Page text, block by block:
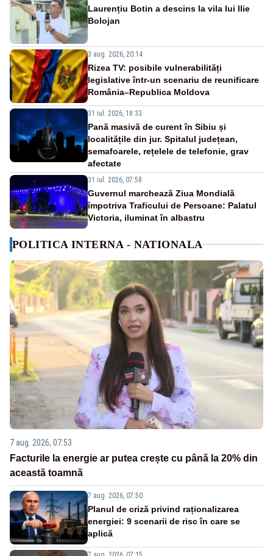
Laurențiu Botin a descins la vila lui Ilie
Bolojan
3 aug. 2026, 20:14
Rizea TV: posibile vulnerabilități
legislative într-un scenariu de reunificare
România–Republica Moldova
31 iul. 2026, 18:33
Pană masivă de curent în Sibiu și
localitățile din jur. Spitalul județean,
semafoarele, rețelele de telefonie, grav
afectate
31 iul. 2026, 07:58
Guvernul marchează Ziua Mondială
împotriva Traficului de Persoane: Palatul
Victoria, iluminat în albastru
POLITICA INTERNA - NATIONALA
7 aug. 2026, 07:53
Facturile la energie ar putea crește cu până la 20% din
această toamnă
7 aug. 2026, 07:50
Planul de criză privind raționalizarea
energiei: 9 scenarii de risc în care se
aplică